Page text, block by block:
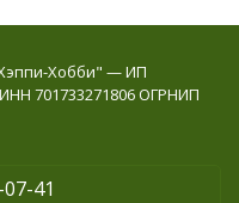
Хобби" — ИП
701733271806 ОГРНИП
41